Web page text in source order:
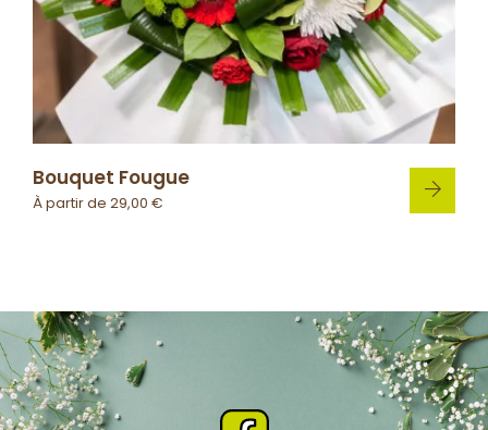
Bouquet Fougue
À partir de 29,00 €